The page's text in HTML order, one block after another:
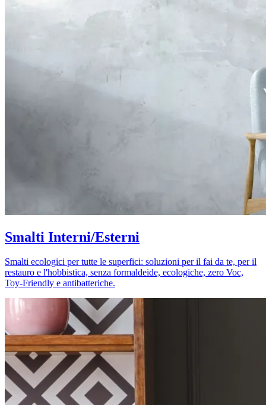
Smalti Interni/Esterni
Smalti ecologici per tutte le superfici: soluzioni per il fai da te, per il
restauro e l'hobbistica, senza formaldeide, ecologiche, zero Voc,
Toy-Friendly e antibatteriche.